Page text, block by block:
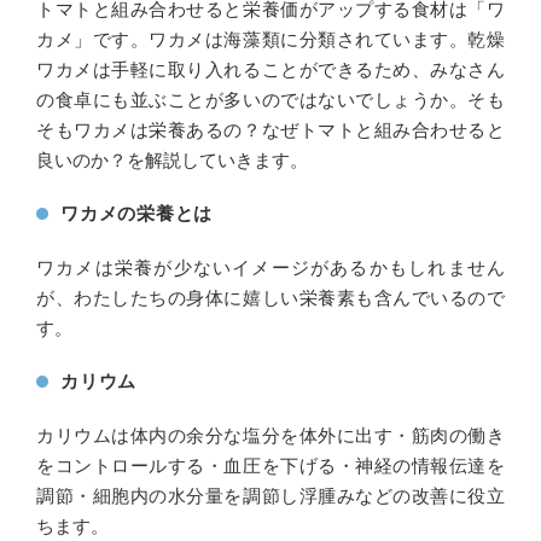
トマトと組み合わせると栄養価がアップする食材は「ワ
カメ」です。ワカメは海藻類に分類されています。乾燥
ワカメは手軽に取り入れることができるため、みなさん
の食卓にも並ぶことが多いのではないでしょうか。そも
そもワカメは栄養あるの？なぜトマトと組み合わせると
良いのか？を解説していきます。
ワカメの栄養とは
ワカメは栄養が少ないイメージがあるかもしれません
が、わたしたちの身体に嬉しい栄養素も含んでいるので
す。
カリウム
カリウムは体内の余分な塩分を体外に出す・筋肉の働き
をコントロールする・血圧を下げる・神経の情報伝達を
調節・細胞内の水分量を調節し浮腫みなどの改善に役立
ちます。